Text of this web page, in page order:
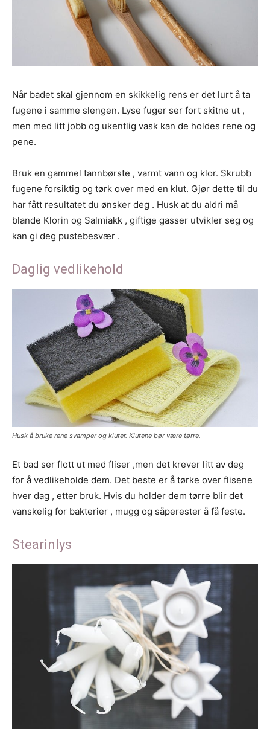
Når badet skal gjennom en skikkelig rens er det lurt å ta
fugene i samme slengen. Lyse fuger ser fort skitne ut ,
men med litt jobb og ukentlig vask kan de holdes rene og
pene.
Bruk en gammel tannbørste , varmt vann og klor. Skrubb
fugene forsiktig og tørk over med en klut. Gjør dette til du
har fått resultatet du ønsker deg . Husk at du aldri må
blande Klorin og Salmiakk , giftige gasser utvikler seg og
kan gi deg pustebesvær .
Daglig vedlikehold
Husk å bruke rene svamper og kluter. Klutene bør være tørre.
Et bad ser flott ut med fliser ,men det krever litt av deg
for å vedlikeholde dem. Det beste er å tørke over flisene
hver dag , etter bruk. Hvis du holder dem tørre blir det
vanskelig for bakterier , mugg og såperester å få feste.
Stearinlys